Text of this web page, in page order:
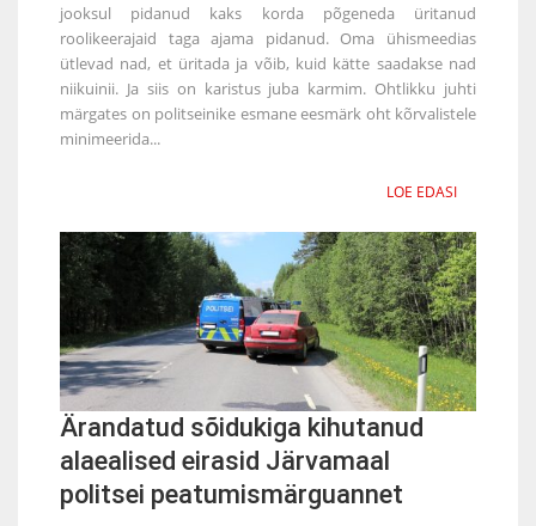
jooksul pidanud kaks korda põgeneda üritanud
roolikeerajaid taga ajama pidanud. Oma ühismeedias
ütlevad nad, et üritada ja võib, kuid kätte saadakse nad
niikuinii. Ja siis on karistus juba karmim. Ohtlikku juhti
märgates on politseinike esmane eesmärk oht kõrvalistele
minimeerida...
LOE EDASI
Ärandatud sõidukiga kihutanud
alaealised eirasid Järvamaal
politsei peatumismärguannet